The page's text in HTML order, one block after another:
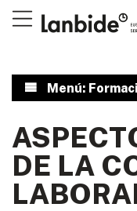
Menú:
DE LA